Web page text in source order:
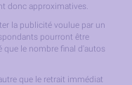
donc approximatives.
la publicité voulue par un
pourront être
que le nombre final d'autos
que le retrait immédiat